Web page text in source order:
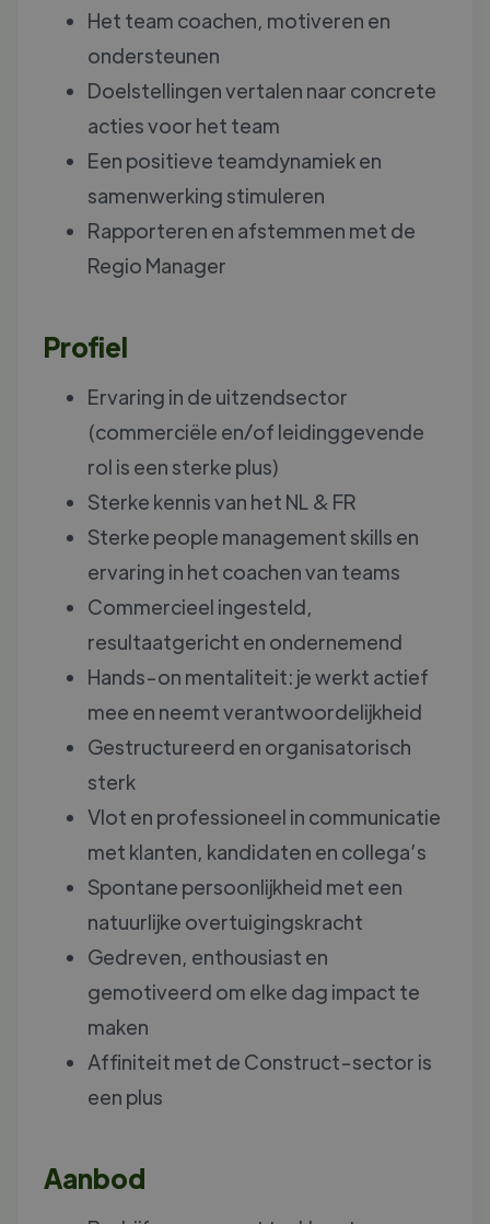
Het team coachen, motiveren en
ondersteunen
Doelstellingen vertalen naar concrete
acties voor het team
Een positieve teamdynamiek en
samenwerking stimuleren
Rapporteren en afstemmen met de
Regio Manager
Profiel
Ervaring in de uitzendsector
(commerciële en/of leidinggevende
rol is een sterke plus)
Sterke kennis van het NL & FR
Sterke people management skills en
ervaring in het coachen van teams
Commercieel ingesteld,
resultaatgericht en ondernemend
Hands-on mentaliteit: je werkt actief
mee en neemt verantwoordelijkheid
Gestructureerd en organisatorisch
sterk
Vlot en professioneel in communicatie
met klanten, kandidaten en collega’s
Spontane persoonlijkheid met een
natuurlijke overtuigingskracht
Gedreven, enthousiast en
gemotiveerd om elke dag impact te
maken
Affiniteit met de Construct-sector is
een plus
Aanbod